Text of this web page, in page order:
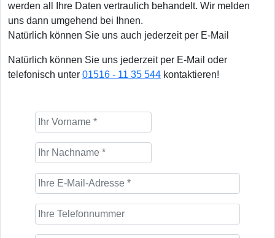
werden all Ihre Daten vertraulich behandelt. Wir melden
uns dann umgehend bei Ihnen.
Natürlich können Sie uns auch jederzeit per E-Mail
Natürlich können Sie uns jederzeit per E-Mail oder
telefonisch unter 01516 - 11 35 544 kontaktieren!